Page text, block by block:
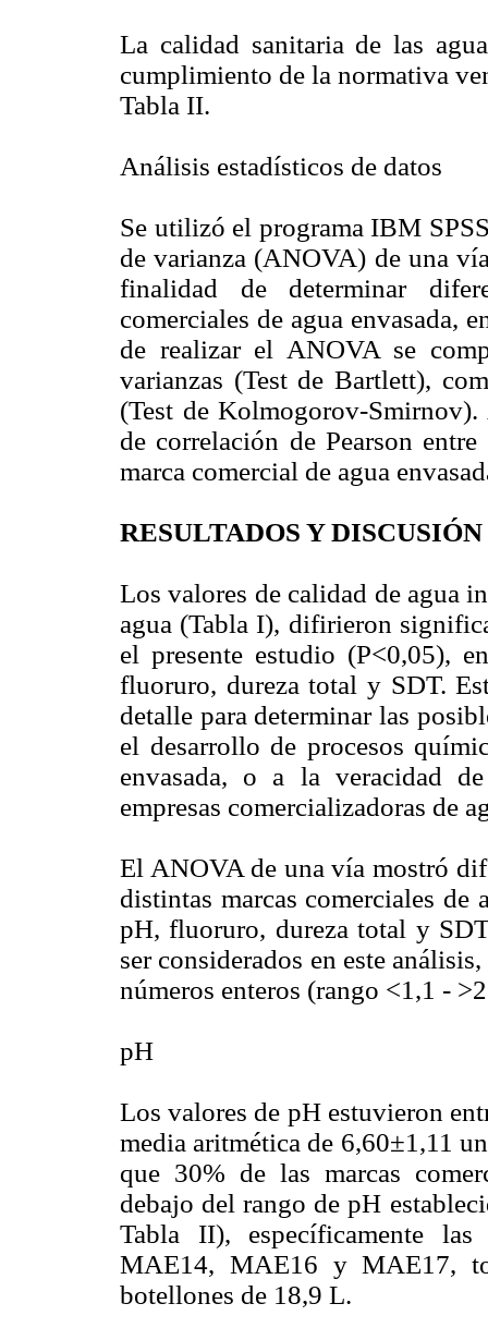
La calidad sanitaria de las
cumplimiento de la normativa
Tabla II.
Análisis estadísticos de datos
Se utilizó el programa IBM
de varianza (ANOVA) de una
finalidad de determinar
comerciales de agua envasada,
de realizar el ANOVA se
varianzas (Test de Bartlett),
(Test de Kolmogorov-
de correlación de Pearson
marca comercial de agua
RESULTADOS Y DISCUSIÓN
Los valores de calidad de agua
agua (Tabla I), difirieron
el presente estudio (P<0,05),
fluoruro, dureza total y SDT.
detalle para determinar las
el desarrollo de procesos
envasada, o a la veracidad
empresas comercializadoras de
El ANOVA de una vía mostró
distintas marcas comerciales de
pH, fluoruro, dureza total y
ser considerados en este
números enteros (rango <1,1 -
pH
Los valores de pH estuvieron
media aritmética de 6,60±1,11
que 30% de las marcas
debajo del rango de pH
Tabla II), específicamente
MAE14, MAE16 y MAE17,
botellones de 18,9 L.